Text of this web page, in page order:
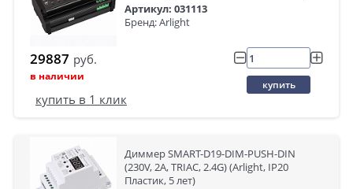
Артикул: 031113
Бренд: Arlight
29887 руб.
в наличии
купить
купить в 1 клик
Диммер SMART-D19-DIM-PUSH-DIN
(230V, 2A, TRIAC, 2.4G) (Arlight, IP20
Пластик, 5 лет)